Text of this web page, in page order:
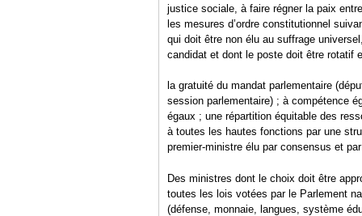
justice sociale, à faire régner la paix
les mesures d’ordre constitutionnel
qui doit être non élu au suffrage
candidat et dont le poste doit être rotatif
la gratuité du mandat parlementaire
session parlementaire) ; à compétence
égaux ; une répartition équitable des
à toutes les hautes fonctions par une
premier-ministre élu par consensus et
Des ministres dont le choix doit être
toutes les lois votées par le Parlement
(défense, monnaie, langues, système